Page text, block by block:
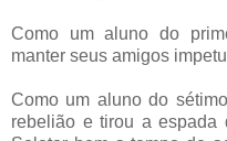
Como um aluno do
manter seus amigos
Como um aluno do
rebelião e tirou a espada